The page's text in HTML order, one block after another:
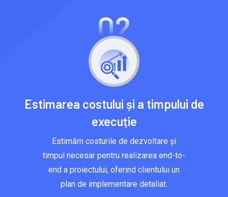
02
Estimarea costului și a timpului de
execuție
Estimăm costurile de dezvoltare și
timpul necesar pentru realizarea end-to-
end a proiectului, oferind clientului un
plan de implementare detaliat.